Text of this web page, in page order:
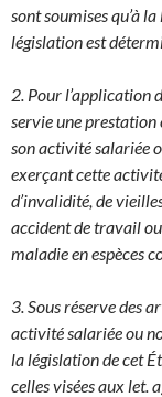
sont soumises qu’à
législation est
2. Pour l’application
servie une prestation
son activité salariée
exerçant cette
d’invalidité, de
accident de travail
maladie en espèces
3. Sous réserve des
activité salariée ou
la législation de cet
celles visées aux let.